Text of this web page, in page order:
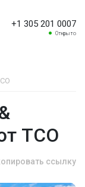
+1 305 201 0007
Открыто
TCO
ссылку